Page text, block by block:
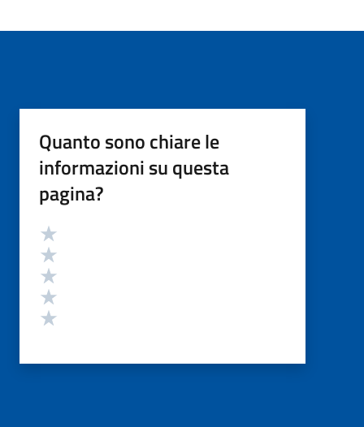
Quanto sono chiare le
informazioni su questa
pagina?
Valutazione